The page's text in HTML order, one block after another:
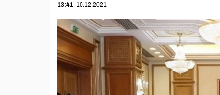
13:41 10.12.2021